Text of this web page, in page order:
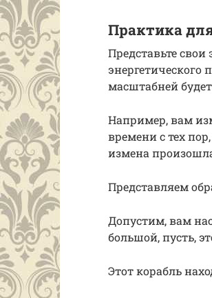
Практика
Представьте
масштабней
Например, вам
времени с тех
измена
Представляем
Допустим, вам
большой, пусть,
Этот корабль